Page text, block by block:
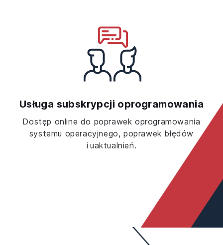
Usługa subskrypcji oprogramowania
Dostęp online do poprawek oprogramowania
systemu operacyjnego, poprawek błędów
i uaktualnień.